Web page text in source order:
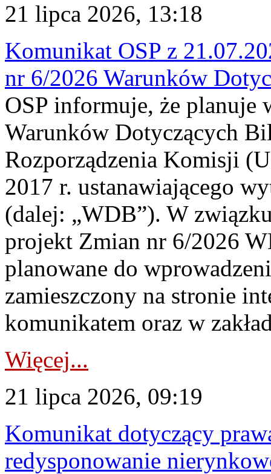
21 lipca 2026, 13:18
Komunikat OSP z
nr 6/2026 Warunków
OSP informuje, że planuje
Warunków Dotyczących
Rozporządzenia Komisji
2017 r. ustanawiającego
(dalej: „WDB”). W
projekt Zmian nr 6/2026
planowane do
zamieszczony na stronie
komunikatem oraz w
Więcej...
21 lipca 2026, 09:19
Komunikat dotyczący
redysponowanie